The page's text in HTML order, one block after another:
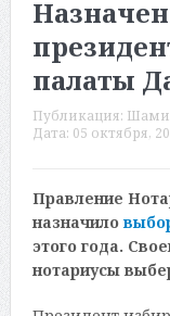
палаты
Публикация:
Дата: 05 октября,
Правление
назначило
этого года.
нотариусы